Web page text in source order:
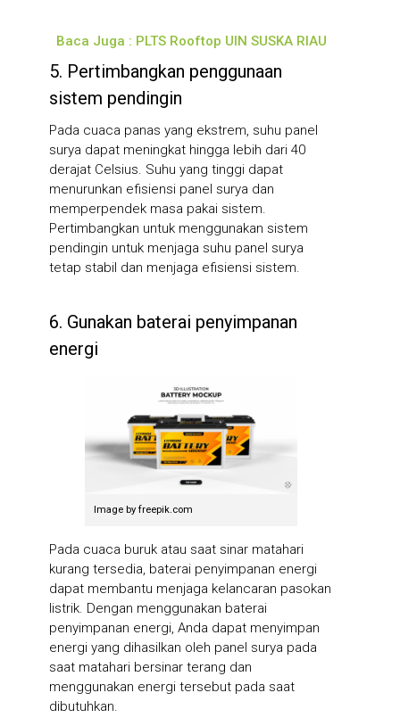
Baca Juga : PLTS Rooftop UIN SUSKA RIAU
5. Pertimbangkan penggunaan
sistem pendingin
Pada cuaca panas yang ekstrem, suhu panel
surya dapat meningkat hingga lebih dari 40
derajat Celsius. Suhu yang tinggi dapat
menurunkan efisiensi panel surya dan
memperpendek masa pakai sistem.
Pertimbangkan untuk menggunakan sistem
pendingin untuk menjaga suhu panel surya
tetap stabil dan menjaga efisiensi sistem.
6. Gunakan baterai penyimpanan
energi
Image by freepik.com
Pada cuaca buruk atau saat sinar matahari
kurang tersedia, baterai penyimpanan energi
dapat membantu menjaga kelancaran pasokan
listrik. Dengan menggunakan baterai
penyimpanan energi, Anda dapat menyimpan
energi yang dihasilkan oleh panel surya pada
saat matahari bersinar terang dan
menggunakan energi tersebut pada saat
dibutuhkan.